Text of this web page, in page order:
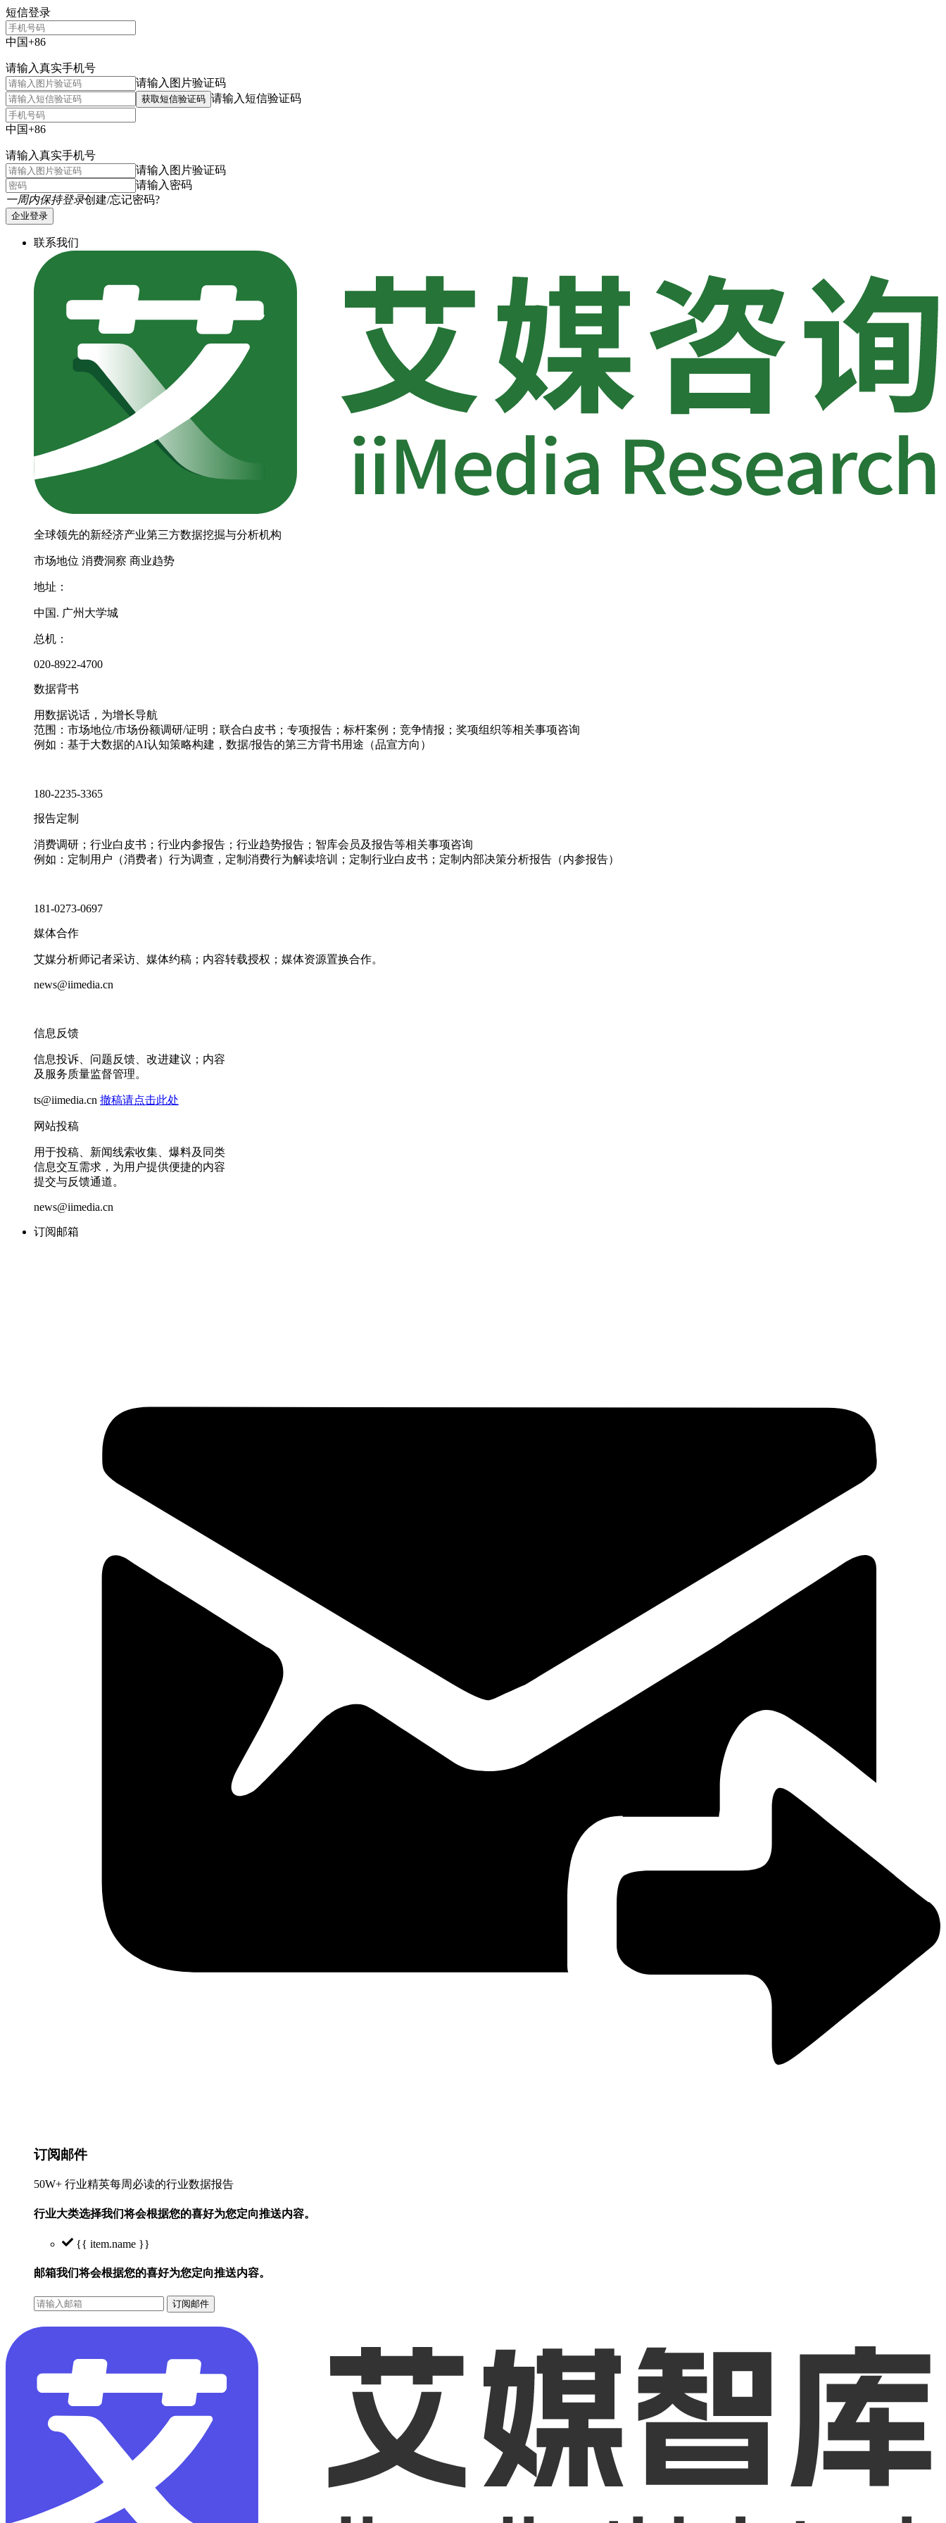
短信登录
中国+86
请输入真实手机号
请输入图片验证码
获取短信验证码 请输入短信验证码
中国+86
请输入真实手机号
请输入图片验证码
请输入密码
一周内保持登录创建/忘记密码?
企业登录
联系我们
全球领先的新经济产业第三方数据挖掘与分析机构
市场地位 消费洞察 商业趋势
地址：
中国. 广州大学城
总机：
020-8922-4700
数据背书
用数据说话，为增长导航
范围：市场地位/市场份额调研/证明；联合白皮书；专项报告；标杆案例；竞争情报；奖项组织等相关事项咨询
例如：基于大数据的AI认知策略构建，数据/报告的第三方背书用途（品宣方向）
180-2235-3365
报告定制
消费调研；行业白皮书；行业内参报告；行业趋势报告；智库会员及报告等相关事项咨询
例如：定制用户（消费者）行为调查，定制消费行为解读培训；定制行业白皮书；定制内部决策分析报告（内参报告）
181-0273-0697
媒体合作
艾媒分析师记者采访、媒体约稿；内容转载授权；媒体资源置换合作。
news@iimedia.cn
信息反馈
信息投诉、问题反馈、改进建议；内容
及服务质量监督管理。
ts@iimedia.cn 撤稿请点击此处
网站投稿
用于投稿、新闻线索收集、爆料及同类
信息交互需求，为用户提供便捷的内容
提交与反馈通道。
news@iimedia.cn
订阅邮箱
订阅邮件
50W+ 行业精英每周必读的行业数据报告
行业大类选择我们将会根据您的喜好为您定向推送内容。
{{ item.name }}
邮箱我们将会根据您的喜好为您定向推送内容。
订阅邮件